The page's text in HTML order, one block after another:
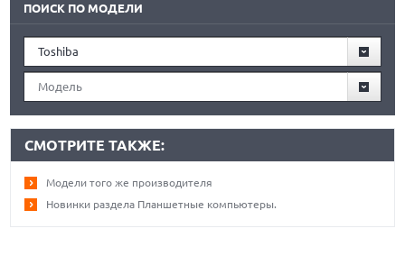
ПОИСК ПО МОДЕЛИ
Toshiba
Модель
СМОТРИТЕ ТАКЖЕ:
Модели того же производителя
Новинки раздела Планшетные компьютеры.